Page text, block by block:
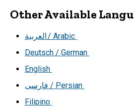
Other Available
العربية / Arabic
Deutsch / German
English
فارسی / Persian
Filipino